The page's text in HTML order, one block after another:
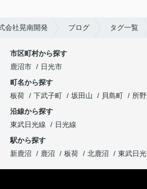
会社晃南開発 ブログ タグ一覧
市区町村から探す
鹿沼市
日光市
町名から探す
板荷
下武子町 坂田山 貝島町 所野
沿線から探す
東武日光線
日光線
駅から探す
新鹿沼
鹿沼 板荷 北鹿沼 東武日光